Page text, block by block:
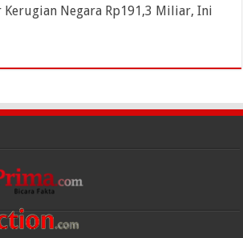
Kerugian Negara Rp191,3 Miliar, Ini